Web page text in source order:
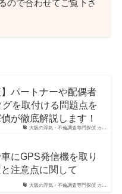
ので合わせてご覧下さ
大阪の浮気・不倫調査専門探偵 カ…
】パートナーや配偶者
を取付ける問題点を
が徹底解説します！
大阪の浮気・不倫調査専門探偵 カ…
にGPS発信機を取り
注意点に関して